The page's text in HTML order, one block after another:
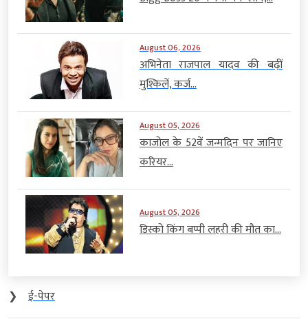
August 06, 2026
अभिनेता राजपाल यादव की बढ़ीं
मुश्किलें, कर्ज...
August 05, 2026
काजोल के 52वें जन्मदिन पर जानिए
करियर...
August 05, 2026
डिस्को किंग बप्पी लहरी की मौत का...
❯
ई-पेपर